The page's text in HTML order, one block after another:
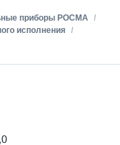
приборы РОСМА
исполнения